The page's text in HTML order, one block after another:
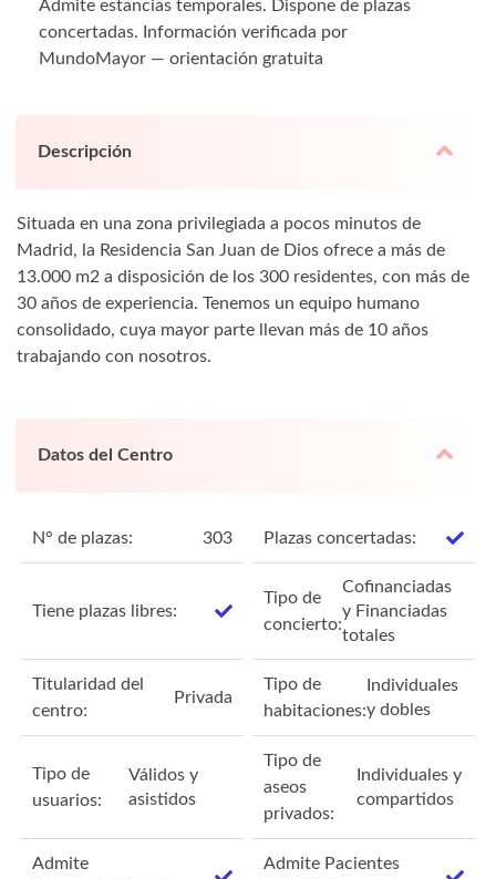
Admite estancias temporales. Dispone de plazas
concertadas. Información verificada por
MundoMayor — orientación gratuita
Descripción
Situada en una zona privilegiada a pocos minutos de
Madrid, la Residencia San Juan de Dios ofrece a más de
13.000 m2 a disposición de los 300 residentes, con más de
30 años de experiencia. Tenemos un equipo humano
consolidado, cuya mayor parte llevan más de 10 años
trabajando con nosotros.
Datos del Centro
N° de plazas: 303 Plazas concertadas:
Tiene plazas libres:
Tipo de
concierto:
Cofinanciadas
y Financiadas
totales
Titularidad del
centro:
Privada
Tipo de
habitaciones:
Individuales
y dobles
Tipo de
usuarios:
Válidos y
asistidos
Tipo de
aseos
privados:
Individuales y
compartidos
Admite
Admite Pacientes